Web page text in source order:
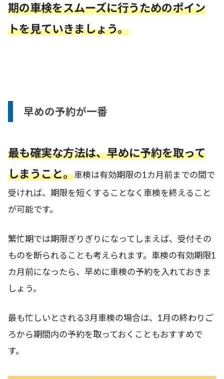
期の車検をスムーズに行うためのポイン
トを見ていきましょう。
早めの予約が一番
最も確実な方法は、早めに予約を取って
しまうこと。車検は有効期限の1カ月前までの間で
受ければ、期限を短くすることなく車検を終えること
が可能です。
繁忙期では期限ぎりぎりになってしまえば、受付その
ものを断られることも考えられます。車検の有効期限1
カ月前になったら、早めに車検の予約を入れておきま
しょう。
最も忙しいとされる3月車検の場合は、1月の終わりご
ろから期間内の予約を取っておくこともおすすめで
す。